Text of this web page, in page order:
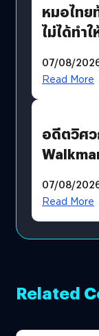
หมอไทย
ไม่ได้ทำใ
07/08/
Read More
อดีตวิศว
07/08/
Read More
Related